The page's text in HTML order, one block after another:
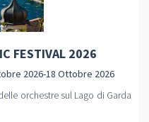
FESTIVAL 2026
2026-18 Ottobre 2026
orchestre sul Lago di Garda